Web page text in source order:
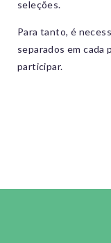
seleções.
Para tanto, é
separados em cada
participar.